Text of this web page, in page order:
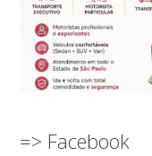
=> Facebook